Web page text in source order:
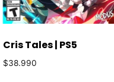
Cris Tales | PS5
$38.990